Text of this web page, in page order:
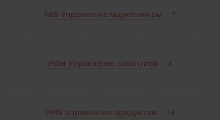
MIS Управление маркетингом 7
PDM Управление гарантией 4
PMS Управление продуктом 16